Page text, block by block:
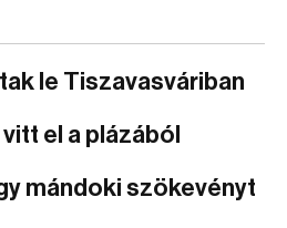
le Tiszavasváriban
el a plázából
mándoki szökevényt